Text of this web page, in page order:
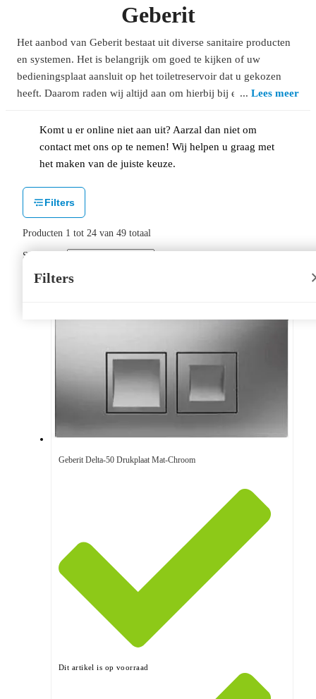
Geberit
Het aanbod van Geberit bestaat uit diverse sanitaire producten
en systemen. Het is belangrijk om goed te kijken of uw
bedieningsplaat aansluit op het toiletreservoir dat u gekozen
heeft. Daarom raden wij altijd aan om hierbij bij een merk te
prachtige bedieningsplaten en goedwerkerde inbouwreservoirs.
Lees meer
Komt u er online niet aan uit? Aarzal dan niet om
contact met ons op te nemen! Wij helpen u graag met
het maken van de juiste keuze.
Filters
Filters
Producten 1 tot 24 van 49 totaal
Sorteer op:
Geberit Delta-50 Drukplaat Mat-Chroom
Dit artikel is op voorraad